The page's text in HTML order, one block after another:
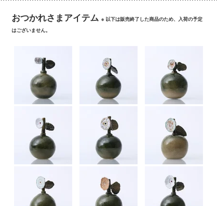
おつかれさまアイテム ※ 以下は販売終了した商品のため、入荷の予定
はございません。